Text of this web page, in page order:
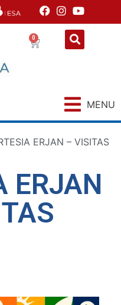
0
MENU
ERJAN – VISITAS
ERJAN